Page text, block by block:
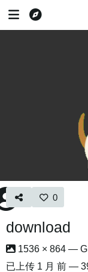
0
download
1536 × 864 —
已上传 1 月 前 —